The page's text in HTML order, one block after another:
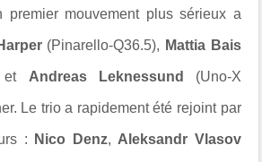
premier mouvement plus sérieux a
(Pinarello-Q36.5), Mattia Bais
et Andreas Leknessund (Uno-X
Le trio a rapidement été rejoint par
: Nico Denz, Aleksandr Vlasov